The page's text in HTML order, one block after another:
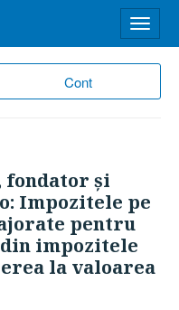
Cont
meniu
fondator şi
Impozitele pe
pentru
impozitele
la valoarea